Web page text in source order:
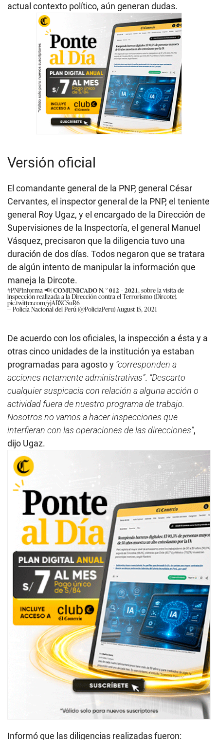
actual contexto político, aún generan dudas.
Versión oficial
El comandante general de la PNP, general César
Cervantes, el inspector general de la PNP, el teniente
general Roy Ugaz, y el encargado de la Dirección de
Supervisiones de la Inspectoría, el general Manuel
Vásquez, precisaron que la diligencia tuvo una
duración de dos días. Todos negaron que se tratara
de algún intento de manipular la información que
maneja la Dircote.
#PNPInforma 📢| 𝐂𝐎𝐌𝐔𝐍𝐈𝐂𝐀𝐃𝐎 𝐍. ° 𝟎𝟏𝟐 – 𝟐𝟎𝟐𝟏, sobre la visita de
inspección realizada a la Dirección contra el Terrorismo (Dircote).
pic.twitter.com/yjABXCSuR6
— Policía Nacional del Perú (@PoliciaPeru)August 15, 2021
De acuerdo con los oficiales, la inspección a ésta y a
otras cinco unidades de la institución ya estaban
programadas para agosto y “corresponden a
acciones netamente administrativas”. “Descarto
cualquier suspicacia con relación a alguna acción o
actividad fuera de nuestro programa de trabajo.
Nosotros no vamos a hacer inspecciones que
interfieran con las operaciones de las direcciones”,
dijo Ugaz.
Informó que las diligencias realizadas fueron: